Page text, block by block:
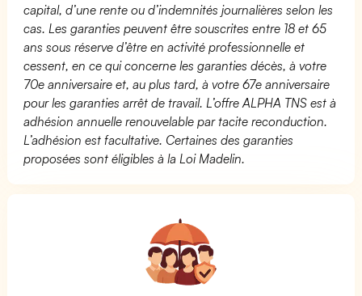
capital, d’une rente ou d’indemnités journalières selon les
cas. Les garanties peuvent être souscrites entre 18 et 65
ans sous réserve d’être en activité professionnelle et
cessent, en ce qui concerne les garanties décès, à votre
70e anniversaire et, au plus tard, à votre 67e anniversaire
pour les garanties arrêt de travail. L’offre ALPHA TNS est à
adhésion annuelle renouvelable par tacite reconduction.
L’adhésion est facultative. Certaines des garanties
proposées sont éligibles à la Loi Madelin.